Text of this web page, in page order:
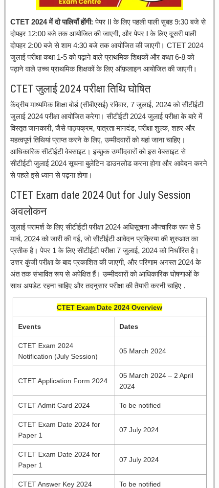
CTET 2024 में दो पालियाँ होंगी: पेपर II के लिए पहली पाली सुबह 9:30 बजे से
दोपहर 12:00 बजे तक आयोजित की जाएगी, और पेपर I के लिए दूसरी पाली
दोपहर 2:00 बजे से शाम 4:30 बजे तक आयोजित की जाएगी। CTET 2024
जुलाई परीक्षा कक्षा 1-5 को पढ़ाने वाले प्राथमिक शिक्षकों और कक्षा 6-8 को
पढ़ाने वाले उच्च प्राथमिक शिक्षकों के लिए ऑफ़लाइन आयोजित की जाएगी।
CTET जुलाई 2024 परीक्षा तिथि घोषित
केंद्रीय माध्यमिक शिक्षा बोर्ड (सीबीएसई) रविवार, 7 जुलाई, 2024 को सीटीईटी
जुलाई 2024 परीक्षा आयोजित करेगा। सीटीईटी 2024 जुलाई परीक्षा के बारे में
विस्तृत जानकारी, जैसे पाठ्यक्रम, पात्रता मानदंड, परीक्षा शुल्क, शहर और
महत्वपूर्ण तिथियां प्राप्त करने के लिए, उम्मीदवारों को यहां जाना चाहिए।
आधिकारिक सीटीईटी वेबसाइट। इच्छुक उम्मीदवारों को इस वेबसाइट से
सीटीईटी जुलाई 2024 सूचना बुलेटिन डाउनलोड करना होगा और आवेदन करने
से पहले इसे ध्यान से पढ़ना होगा।
CTET Exam date 2024 Out for July Session
अवलोकन
जुलाई परामर्श के लिए सीटीईटी परीक्षा 2024 अधिसूचना औपचारिक रूप से 5
मार्च, 2024 को जारी की गई, जो सीटीईटी आवेदन प्रक्रिया की शुरुआत का
प्रतीक है। पेपर 1 के लिए सीटीईटी परीक्षा 7 जुलाई, 2024 को निर्धारित है।
उत्तर कुंजी परीक्षा के बाद प्रकाशित की जाएगी, और परिणाम अगस्त 2024 के
अंत तक संभावित रूप से अपेक्षित हैं। उम्मीदवारों को आधिकारिक घोषणाओं के
साथ अपडेट रहना चाहिए और तदनुसार परीक्षा की तैयारी करनी चाहिए .
CTET Exam Date 2024 Overview
Events Dates
CTET Exam 2024
Notification (July Session)
05 March 2024
CTET Application Form 2024
05 March 2024 – 2 April
2024
CTET Admit Card 2024 To be notified
CTET Exam Date 2024 for
Paper 1
07 July 2024
CTET Exam Date 2024 for
Paper 1
07 July 2024
CTET Answer Key 2024 To be notified